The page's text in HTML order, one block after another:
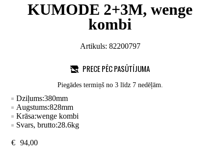
KUMODE 2+3M, wenge
kombi
Artikuls: 82200797
PRECE PĒC PASŪTĪJUMA
Piegādes termiņš no 3 līdz 7 nedēļām.
Dziļums:380mm
Augstums:828mm
Krāsa:wenge kombi
Svars, brutto:28.6kg
€ 94,00